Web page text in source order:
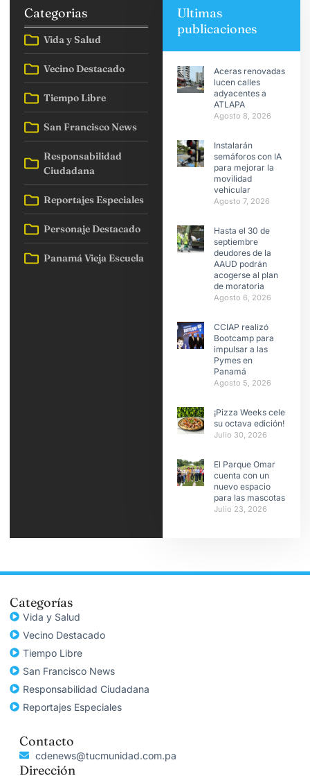
Categorias
Vida y Salud
Vecino Destacado
Tiempo Libre
San Francisco News
Responsabilidad
Ciudadana
Reportajes Especiales
Personaje Destacado
Panamá Vieja Escuela
Ultimas
publicaciones
Aceras renovadas
lucen calles
adyacentes a
ATLAPA
Agosto 8, 2026
Instalarán
semáforos con IA
para mejorar la
movilidad
vehicular
Agosto 7, 2026
Hasta el 30 de
septiembre
deudores de la
AAUD podrán
acogerse al plan
de moratoria
Agosto 6, 2026
CCIAP realizó
Bootcamp para
impulsar a las
Pymes en
Panamá
Agosto 5, 2026
¡Pizza Weeks celebra
su octava edición!
Julio 30, 2026
El Parque Omar
cuenta con un
nuevo espacio
para las mascotas
Julio 23, 2026
Categorías
Vida y Salud
Vecino Destacado
Tiempo Libre
San Francisco News
Responsabilidad Ciudadana
Reportajes Especiales
Contacto
cdenews@tucmunidad.com.pa
Dirección